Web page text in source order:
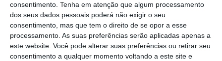
consentimento. Tenha em atenção que algum processamento
dos seus dados pessoais poderá não exigir o seu
consentimento, mas que tem o direito de se opor a esse
processamento. As suas preferências serão aplicadas apenas a
este website. Você pode alterar suas preferências ou retirar seu
consentimento a qualquer momento voltando a este site e